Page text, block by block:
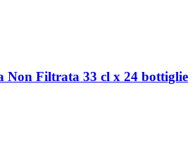
Non Filtrata 33 cl x 24 bottiglie